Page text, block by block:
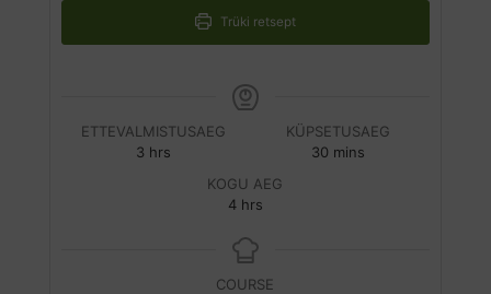
Trüki retsept
ETTEVALMISTUSAEG
3hours
hrs
KÜPSETUSAEG
30minutes
mins
KOGU AEG
4hours
hrs
COURSE